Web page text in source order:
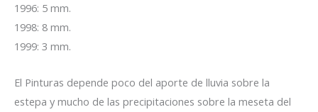
1996: 5 mm.
1998: 8 mm.
1999: 3 mm.
El Pinturas depende poco del aporte de lluvia sobre la
estepa y mucho de las precipitaciones sobre la meseta del